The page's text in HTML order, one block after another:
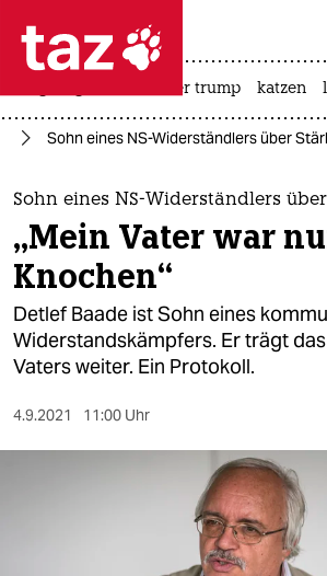
 taz zahl ich
taz zahl ich
themen
politik
öko
gesellschaft
sport
usa unter trump katzen
Sohn eines NS-Widerständlers über
Sohn eines NS-Widerständlers
„Mein Vater war
Knochen“
Detlef Baade ist Sohn eines
Widerstandskämpfers. Er trägt
Vaters weiter. Ein Protokoll.
4.9.2021 11:00 Uhr